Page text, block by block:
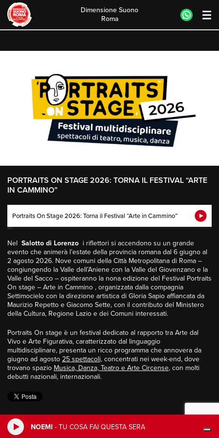
NOEMI - TU COSA FAI QUESTA SERA
content
Dimensione Suono
Roma
PORTRAITS ON STAGE 2026: TORNA IL FESTIVAL “ARTE
IN CAMMINO”
Portraits On Stage 2026: Torna il Festival “Arte in Cammino”
Nel Salotto di Lorenzo i riflettori si accendono su un grande
evento che animerà l’estate della provincia romana dal 6 giugno al
2 agosto 2026. Nove comuni della Città Metropolitana di Roma –
congiungendo la Valle dell’Aniene con la Valle del Giovenzano e la
Valle del Sacco – ospiteranno la nona edizione del Festival Portraits
On stage – Arte in Cammino , organizzata dalla compagnia
Settimocielo con la direzione artistica di Gloria Sapio affiancata da
Maurizio Repetto e Giacomo Sette, con il contributo del Ministero
della Cultura, Regione Lazio e dei Comuni interessati.
Portraits On stage è un festival dedicato al rapporto tra Arte dal
Vivo e Arte Figurativa, caratterizzato dal linguaggio
multidisciplinare, presenta un ricco programma che annovera da
giugno ad agosto 25 spettacoli, concentrati nei week-end, dove
trovano spazio Musica, Danza, Teatro e Arte Circense, con molti
debutti nazionali, internazionali.